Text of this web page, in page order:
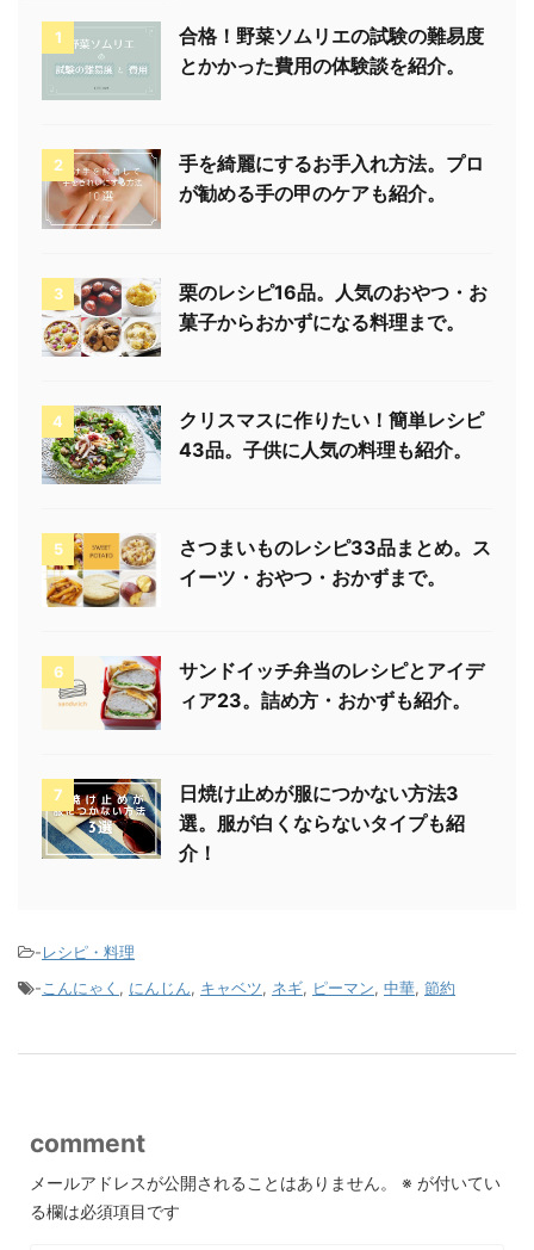
1
合格！野菜ソムリエの試験の難易度
とかかった費用の体験談を紹介。
2
手を綺麗にするお手入れ方法。プロ
が勧める手の甲のケアも紹介。
3
栗のレシピ16品。人気のおやつ・お
菓子からおかずになる料理まで。
4
クリスマスに作りたい！簡単レシピ
43品。子供に人気の料理も紹介。
5
さつまいものレシピ33品まとめ。ス
イーツ・おやつ・おかずまで。
6
サンドイッチ弁当のレシピとアイデ
ィア23。詰め方・おかずも紹介。
7
日焼け止めが服につかない方法3
選。服が白くならないタイプも紹
介！
-レシピ・料理
- こんにゃく , にんじん, キャベツ, ネギ, ピーマン, 中華, 節約
comment
メールアドレスが公開されることはありません。 ※ が付いてい
る欄は必須項目です